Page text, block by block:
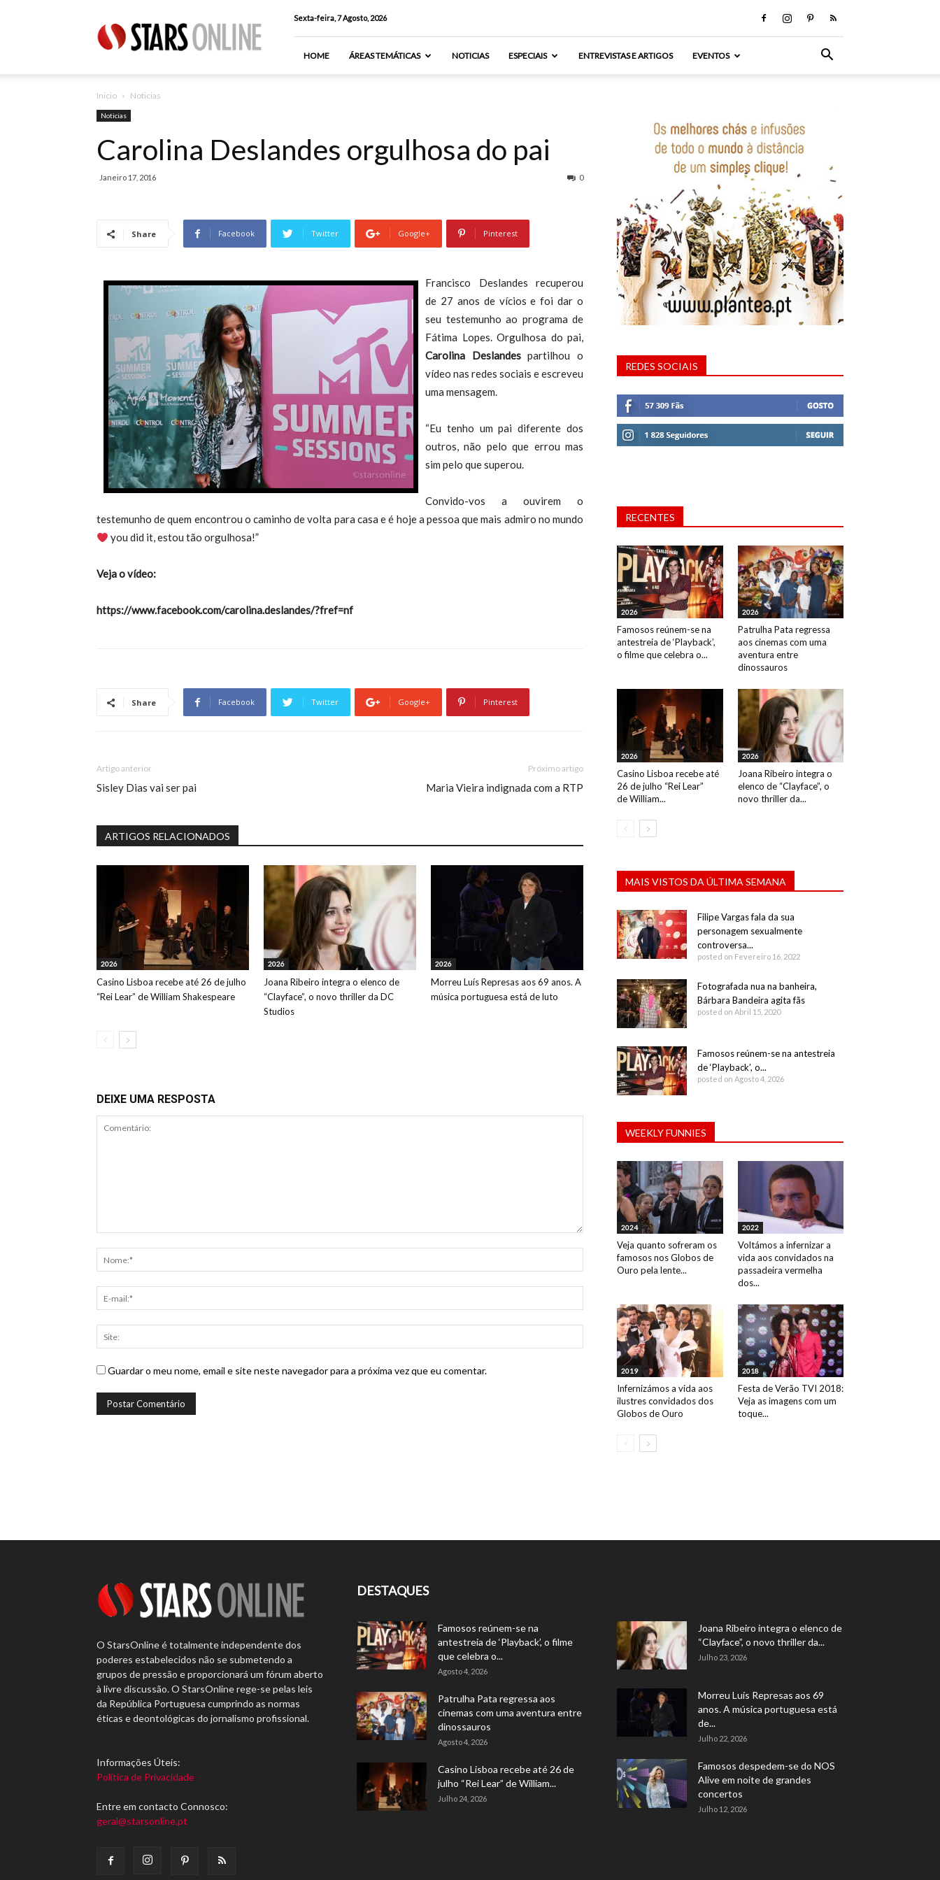
Online
Sexta-feira, 7 Agosto, 2026
HOME ÁREAS TEMÁTICAS NOTICIAS ESPECIAIS ENTREVISTAS E ARTIGOS EVENTOS
Inicio Noticias
Noticias
Carolina Deslandes orgulhosa do pai
Janeiro 17, 2016 0
Share Facebook Twitter Google+ Pinterest
Francisco Deslandes recuperou
de 27 anos de vícios e foi dar o
seu testemunho ao programa de
Fátima Lopes. Orgulhosa do pai,
Carolina Deslandespartilhou o
vídeo nas redes sociais e escreveu
uma mensagem.
“Eu tenho um pai diferente dos
outros, não pelo que errou mas
sim pelo que superou.
Convido-vos a ouvirem o
testemunho de quem encontrou o caminho de volta para casa e é hoje a pessoa que mais admiro no mundo
you did it, estou tão orgulhosa!”
Veja o vídeo:
https://www.facebook.com/carolina.deslandes/?fref=nf
Share Facebook Twitter Google+ Pinterest
Artigo anterior
Sisley Dias vai ser pai
Próximo artigo
Maria Vieira indignada com a RTP
ARTIGOS RELACIONADOS
2026
Casino Lisboa recebe até 26 de julho
“Rei Lear” de William Shakespeare
2026
Joana Ribeiro integra o elenco de
“Clayface”, o novo thriller da DC
Studios
2026
Morreu Luís Represas aos 69 anos. A
música portuguesa está de luto
DEIXE UMA RESPOSTA
Guardar o meu nome, email e site neste navegador para a próxima vez que eu comentar.
REDES SOCIAIS
RECENTES
2026
Famosos reúnem-se na
antestreia de ‘Playback’,
o filme que celebra o...
2026
Patrulha Pata regressa
aos cinemas com uma
aventura entre
dinossauros
2026
Casino Lisboa recebe até
26 de julho “Rei Lear”
de William...
2026
Joana Ribeiro integra o
elenco de “Clayface”, o
novo thriller da...
MAIS VISTOS DA ÚLTIMA SEMANA
Filipe Vargas fala da sua
personagem sexualmente
controversa...
posted on Fevereiro 16, 2022
Fotografada nua na banheira,
Bárbara Bandeira agita fãs
posted on Abril 15, 2020
Famosos reúnem-se na antestreia
de ‘Playback’, o...
posted on Agosto 4, 2026
WEEKLY FUNNIES
2024
Veja quanto sofreram os
famosos nos Globos de
Ouro pela lente...
2022
Voltámos a infernizar a
vida aos convidados na
passadeira vermelha
dos...
2019
Infernizámos a vida aos
ilustres convidados dos
Globos de Ouro
2018
Festa de Verão TVI 2018:
Veja as imagens com um
toque...
O StarsOnline é totalmente independente dos
poderes estabelecidos não se submetendo a
grupos de pressão e proporcionará um fórum aberto
à livre discussão. O StarsOnline rege-se pelas leis
da República Portuguesa cumprindo as normas
éticas e deontológicas do jornalismo profissional.
Informações Úteis:
Política de Privacidade
Entre em contacto Connosco:
geral@starsonline.pt
DESTAQUES
Famosos reúnem-se na
antestreia de ‘Playback’, o filme
que celebra o...
Agosto 4, 2026
Patrulha Pata regressa aos
cinemas com uma aventura entre
dinossauros
Agosto 4, 2026
Casino Lisboa recebe até 26 de
julho “Rei Lear” de William...
Julho 24, 2026
Joana Ribeiro integra o elenco de
“Clayface”, o novo thriller da...
Julho 23, 2026
Morreu Luís Represas aos 69
anos. A música portuguesa está
de...
Julho 22, 2026
Famosos despedem-se do NOS
Alive em noite de grandes
concertos
Julho 12, 2026